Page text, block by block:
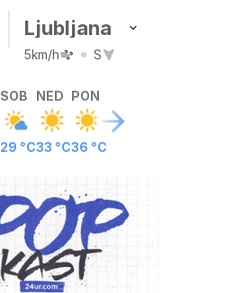
Ljubljana
5km/h S
SOB
29 °C
NED
33 °C
PON
36 °C